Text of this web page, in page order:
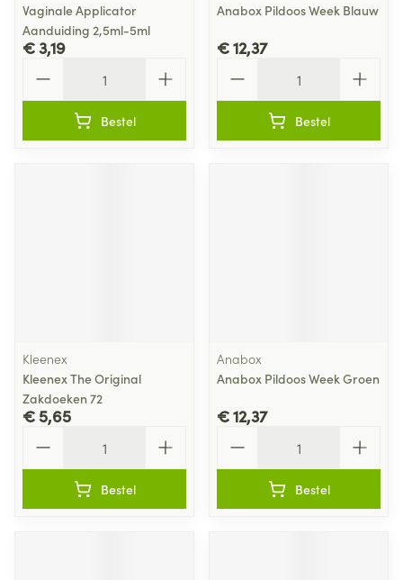
Vaginale Applicator
Aanduiding 2,5ml-5ml
€ 3,19
Bestel
Anabox Pildoos Week Blauw
€ 12,37
Bestel
Kleenex
Kleenex The Original
Zakdoeken 72
€ 5,65
Bestel
Anabox
Anabox Pildoos Week Groen
€ 12,37
Bestel